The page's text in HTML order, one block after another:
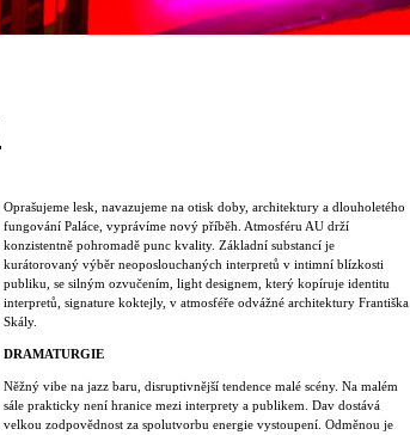
Oprašujeme lesk, navazujeme na otisk doby, architektury a dlouholetého
fungování Paláce, vyprávíme nový příběh. Atmosféru AU drží
konzistentně pohromadě punc kvality. Základní substancí je
kurátorovaný výběr neoposlouchaných interpretů v intimní blízkosti
publiku, se silným ozvučením, light designem, který kopíruje identitu
interpretů, signature koktejly, v atmosféře odvážné architektury Františka
Skály.
DRAMATURGIE
Něžný vibe na jazz baru, disruptivnější tendence malé scény. Na malém
sále prakticky není hranice mezi interprety a publikem. Dav dostává
velkou zodpovědnost za spolutvorbu energie vystoupení. Odměnou je